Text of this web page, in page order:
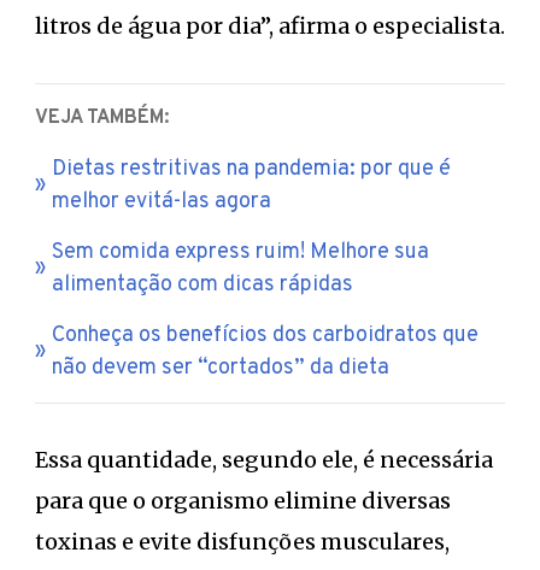
litros de água por dia”, afirma o especialista.
VEJA TAMBÉM:
Dietas restritivas na pandemia: por que é
melhor evitá-las agora
Sem comida express ruim! Melhore sua
alimentação com dicas rápidas
Conheça os benefícios dos carboidratos que
não devem ser “cortados” da dieta
Essa quantidade, segundo ele, é necessária
para que o organismo elimine diversas
toxinas e evite disfunções musculares,